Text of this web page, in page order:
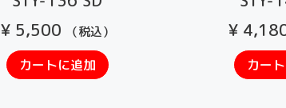
¥5,500 （税込）
カートに追加
¥
カー